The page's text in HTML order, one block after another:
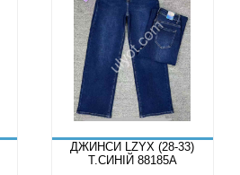
ДЖИНСИ LZYX (28-33)
Т.СИНІЙ 88185A